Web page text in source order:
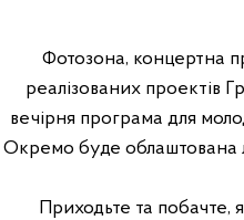
Фотозона, концертна
реалізованих проектів
вечірня програма для
Окремо буде облаштована
Приходьте та